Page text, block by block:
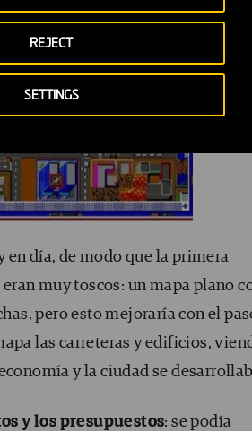
SETTINGS
REJECT
en día, de modo que la primera
muy toscos: un mapa plano
pero esto mejoraría con el
las carreteras y edificios,
y la ciudad se
y los presupuestos: se podía